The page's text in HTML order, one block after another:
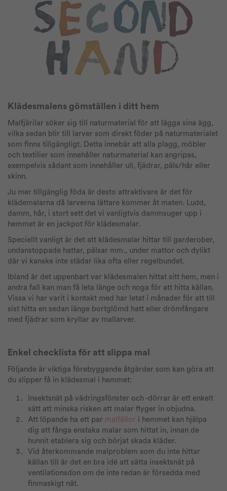
Klädesmalens gömställen i ditt hem
Malfjärilar söker sig till naturmaterial för att lägga sina ägg,
vilka sedan blir till larver som direkt föder på naturmaterialet
som finns tillgängligt. Detta innebär att alla plagg, möbler
och textilier som innehåller naturmaterial kan angripas,
exempelvis sådant som innehåller ull, fjädrar, päls/hår eller
skinn.
Ju mer tillgänglig föda är desto attraktivare är det för
klädemalarna då larverna lättare kommer åt maten. Ludd,
damm, hår, i stort sett det vi vanligtvis dammsuger upp i
hemmet är en jackpot för klädesmalar.
Speciellt vanligt är det att klädesmalar hittar till garderober,
undanstoppade hattar, pälsar mm., under mattor och dylikt
där vi kanske inte städar lika ofta eller regelbundet.
Ibland är det uppenbart var klädesmalen hittat sitt hem, men i
andra fall kan man få leta länge och noga för att hitta källan.
Vissa vi har varit i kontakt med har letat i månader för att till
sist hitta en sedan länge bortglömd hatt eller drömfångare
med fjädrar som kryllar av mallarver.
Enkel checklista för att slippa mal
Följande är viktiga förebyggande åtgärder som kan göra att
du slipper få in klädesmal i hemmet:
Insektsnät på vädringsfönster och -dörrar är ett enkelt
sätt att minska risken att malar flyger in objudna.
Att löpande ha ett par malfällor i hemmet kan hjälpa
dig att fånga enstaka malar som hittat in, innan de
hunnit etablera sig och börjat skada kläder.
Vid återkommande malproblem som du inte hittar
källan till är det en bra idé att sätta insektsnät på
ventilationsdon om de inte redan är försedda med
finmaskigt nät.